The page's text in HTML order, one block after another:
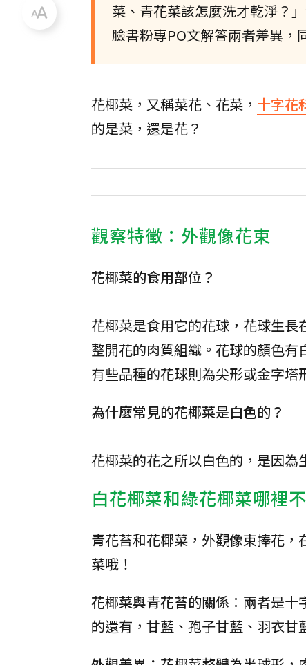
菜、青花菜該怎麼洗才乾淨？
臉書粉專PO文解答兩者差異，
花椰菜，又稱菜花、花菜， 十字花
的是菜，還是花？
觀察特徵：外觀像花束
花椰菜的食用部位？
花椰菜是食用它的花球，花球生
整開花的肉質組織。花球的顏色有
有些品種的花球則為尖形或金字塔
為什麼常見的花椰菜是白色的？
花椰菜的花之所以白色的，是因為
白花椰菜和綠花椰菜哪裡
青花苔和花椰菜，外觀像束捧花
菜哦！
花椰菜與青花苔的關係 ：兩者是
的還有，甘藍、孢子甘藍、羽衣甘